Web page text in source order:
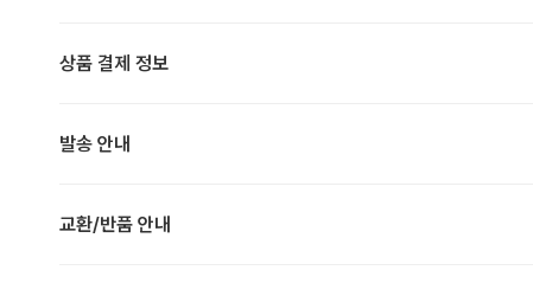
상품 결제 정보
발송 안내
교환/반품 안내